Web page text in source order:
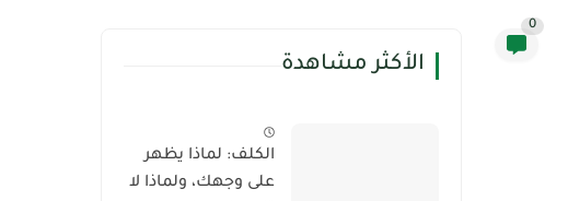
0
الأكثر مشاهدة
الكلف: لماذا يظهر
على وجهك، ولماذا لا